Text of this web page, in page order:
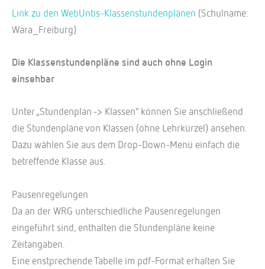
Link zu den WebUntis-Klassenstundenplänen (Schulname:
Wara_Freiburg)
Die Klassenstundenpläne sind auch ohne Login
einsehbar
Unter „Stundenplan -> Klassen“ können Sie anschließend
die Stundenpläne von Klassen (ohne Lehrkürzel) ansehen.
Dazu wählen Sie aus dem Drop-Down-Menü einfach die
betreffende Klasse aus.
Pausenregelungen
Da an der WRG unterschiedliche Pausenregelungen
eingeführt sind, enthalten die Stundenpläne keine
Zeitangaben.
Eine enstprechende Tabelle im pdf-Format erhalten Sie